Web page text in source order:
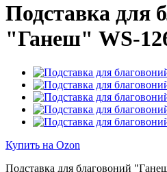
Подставка для
"Ганеш" WS-
Купить на Ozon
Подставка для благовоний